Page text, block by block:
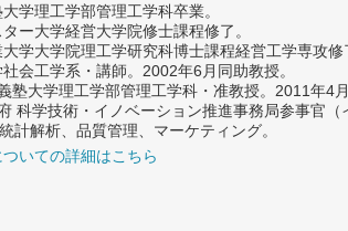
学理工学部管理工学科卒業。
ー大学経営大学院修士課程修了。
学大学院理工学研究科博士課程経営工学専攻修
会工学系・講師。2002年6月同助教授。
塾大学理工学部管理工学科・准教授。2011年4
科学技術・イノベーション推進事務局参事官
計解析、品質管理、マーケティング。
いての詳細はこちら